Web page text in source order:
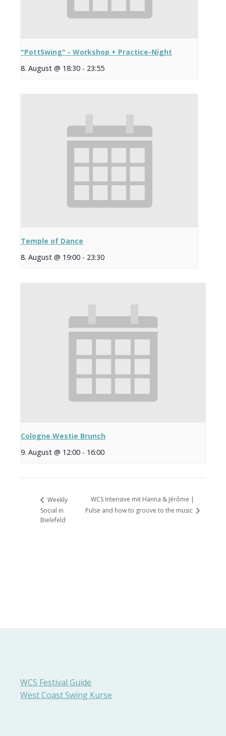
"PottSwing" - Workshop + Practice-Night
8. August @ 18:30 - 23:55
Temple of Dance
8. August @ 19:00 - 23:30
Cologne Westie Brunch
9. August @ 12:00 - 16:00
Weekly
Social in
Bielefeld
WCS Intensive mit Hanna & Jérôme |
Pulse and how to groove to the music
WCS Festival Guide
West Coast Swing Kurse